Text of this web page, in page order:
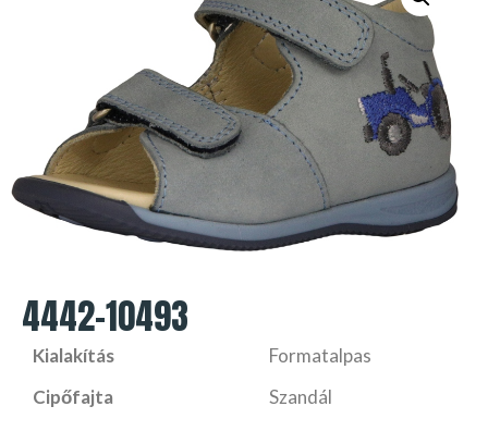
4442-10493
Kialakítás
Formatalpas
Cipőfajta
Szandál